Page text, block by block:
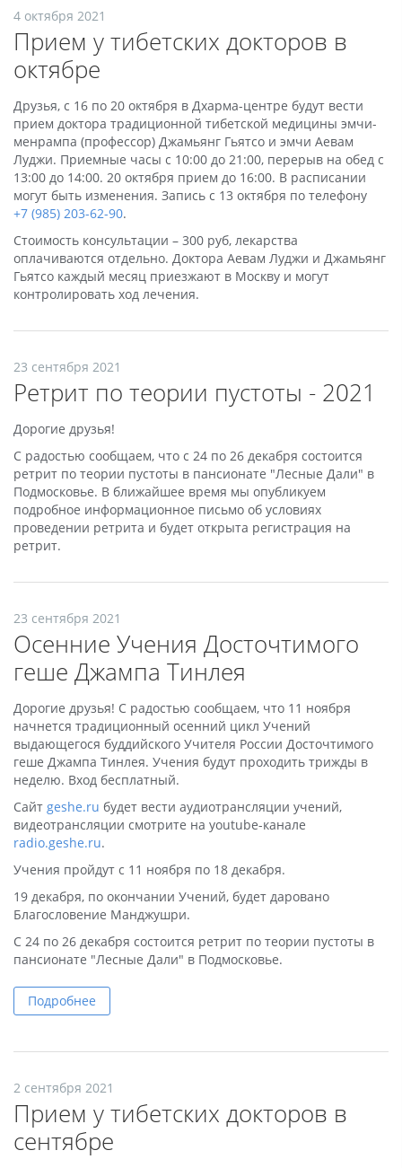
4 октября 2021
Прием у тибетских докторов в
октябре
Друзья, с 16 по 20 октября в Дхарма-центре будут вести
прием доктора традиционной тибетской медицины эмчи-
менрампа (профессор) Джамьянг Гьятсо и эмчи Аевам
Луджи. Приемные часы с 10:00 до 21:00, перерыв на обед с
13:00 до 14:00. 20 октября прием до 16:00. В расписании
могут быть изменения. Запись с 13 октября по телефону
+7 (985) 203-62-90.
Стоимость консультации – 300 руб, лекарства
оплачиваются отдельно. Доктора Аевам Луджи и Джамьянг
Гьятсо каждый месяц приезжают в Москву и могут
контролировать ход лечения.
23 сентября 2021
Ретрит по теории пустоты - 2021
Дорогие друзья!
С радостью сообщаем, что с 24 по 26 декабря состоится
ретрит по теории пустоты в пансионате "Лесные Дали" в
Подмосковье. В ближайшее время мы опубликуем
подробное информационное письмо об условиях
проведении ретрита и будет открыта регистрация на
ретрит.
23 сентября 2021
Осенние Учения Досточтимого
геше Джампа Тинлея
Дорогие друзья! С радостью сообщаем, что 11 ноября
начнется традиционный осенний цикл Учений
выдающегося буддийского Учителя России Досточтимого
геше Джампа Тинлея. Учения будут проходить трижды в
неделю. Вход бесплатный.
Сайт geshe.ru будет вести аудиотрансляции учений,
видеотрансляции смотрите на youtube-канале
radio.geshe.ru.
Учения пройдут с 11 ноября по 18 декабря.
19 декабря, по окончании Учений, будет даровано
Благословение Манджушри.
С 24 по 26 декабря состоится ретрит по теории пустоты в
пансионате "Лесные Дали" в Подмосковье.
Подробнее
2 сентября 2021
Прием у тибетских докторов в
сентябре